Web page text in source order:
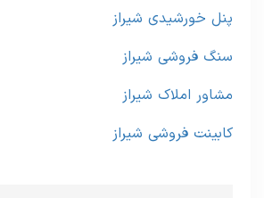
پنل خورشیدی شیراز
سنگ فروشی شیراز
مشاور املاک شیراز
کابینت فروشی شیراز